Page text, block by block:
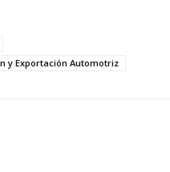
y Exportación Automotriz